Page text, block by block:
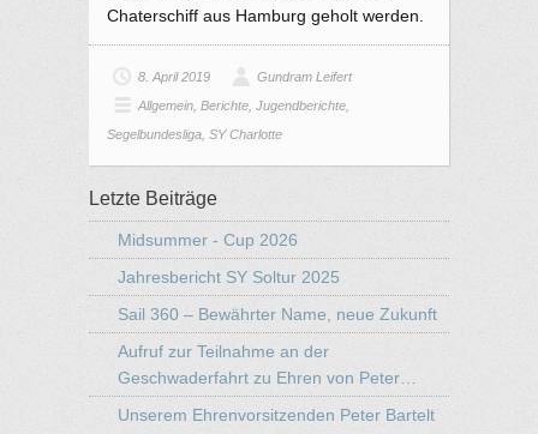
Chaterschiff aus Hamburg geholt werden.
8. April 2019
Gundram Leifert
Allgemein Berichte Jugendberichte
Segelbundesliga SY Charlotte
Letzte Beiträge
Midsummer - Cup 2026
Jahresbericht SY Soltur 2025
Sail 360 – Bewährter Name, neue Zukunft
Aufruf zur Teilnahme an der
Geschwaderfahrt zu Ehren von Peter…
Unserem Ehrenvorsitzenden Peter Bartelt